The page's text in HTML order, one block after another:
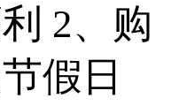
2、购
假日